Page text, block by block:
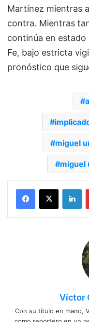
Martínez mientras
contra. Mientras
continúa en estado
Fe, bajo estricta
pronóstico que
miguel
miguel
Facebook
X
Víctor
Con su título en mano,